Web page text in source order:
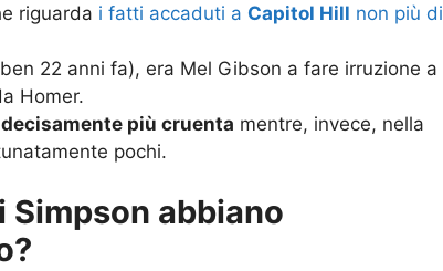
riguarda i fatti accaduti a Capitol Hill non più di
22 anni fa), era Mel Gibson a fare irruzione a
Homer.
più cruenta mentre, invece, nella
pochi.
Simpson abbiano